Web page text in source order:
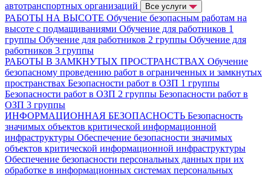
автотранспортных организаций
Все услуги
РАБОТЫ НА ВЫСОТЕ Обучение безопасным работам на
высоте с подмащиваниями Обучение для работников 1
группы Обучение для работников 2 группы Обучение для
работников 3 группы
РАБОТЫ В ЗАМКНУТЫХ ПРОСТРАНСТВАХ Обучение
безопасному проведению работ в ограниченных и замкнутых
пространствах Безопасности работ в ОЗП 1 группы
Безопасности работ в ОЗП 2 группы Безопасности работ в
ОЗП 3 группы
ИНФОРМАЦИОННАЯ БЕЗОПАСНОСТЬ Безопасность
значимых объектов критической информационной
инфраструктуры Обеспечение безопасности значимых
объектов критической информационной инфраструктуры
Обеспечение безопасности персональных данных при их
обработке в информационных системах персональных